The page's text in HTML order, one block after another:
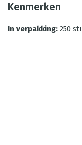
Kenmerken
In verpakking: 250